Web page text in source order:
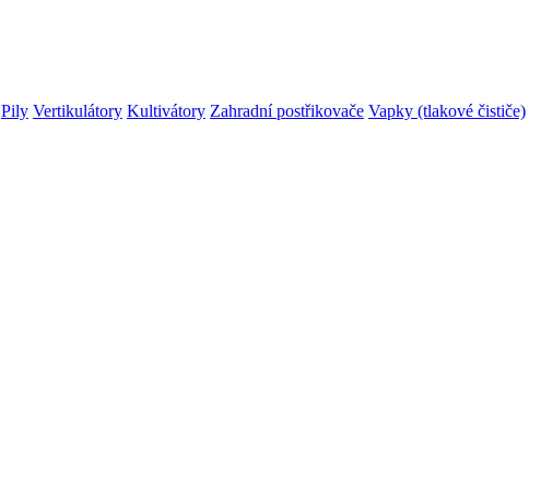
Pily Vertikulátory Kultivátory Zahradní postřikovače Vapky (tlakové čističe)